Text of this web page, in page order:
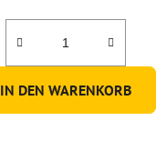
IN DEN WARENKORB